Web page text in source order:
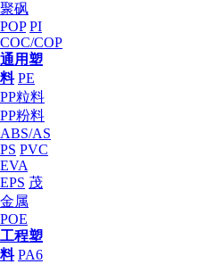
聚砜
POP PI
COC/COP
通用塑
料 PE
PP粒料
PP粉料
ABS/AS
PS PVC
EVA
EPS 茂
金属
POE
工程塑
料 PA6